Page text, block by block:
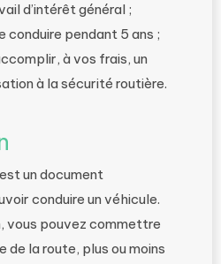
d’intérêt général ;
conduire pendant 5 ans ;
à vos frais, un
à la sécurité routière.
un document
conduire un véhicule.
vous pouvez commettre
de la route, plus ou moins